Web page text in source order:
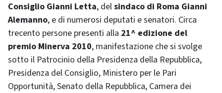
Consiglio Gianni Letta, delsindaco di Roma Gianni
Alemanno, e di numerosi deputati e senatori. Circa
trecento persone presenti alla 21^ edizione del
premio Minerva 2010, manifestazione che si svolge
sotto il Patrocinio della Presidenza della Repubblica,
Presidenza del Consiglio, Ministero per le Pari
Opportunità, Senato della Repubblica, Camera dei